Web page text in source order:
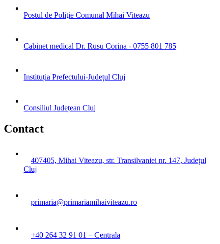
Postul de Poliţie Comunal Mihai Viteazu
Cabinet medical Dr. Rusu Corina - 0755 801 785
Instituția Prefectului-Județul Cluj
Consiliul Județean Cluj
Contact
407405, Mihai Viteazu, str. Transilvaniei nr. 147, Județul
Cluj
primaria@primariamihaiviteazu.ro
+40 264 32 91 01 – Centrala